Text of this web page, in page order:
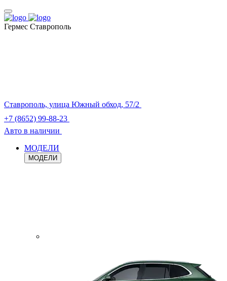
Гермес Ставрополь
Ставрополь, улица Южный обход, 57/2
+7 (8652) 99-88-23
Авто в наличии
МОДЕЛИ
МОДЕЛИ